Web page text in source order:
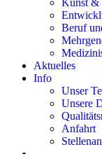
Kunst &
Beruf
Aktuelles
Info
Unser
Unsere
Anfahrt